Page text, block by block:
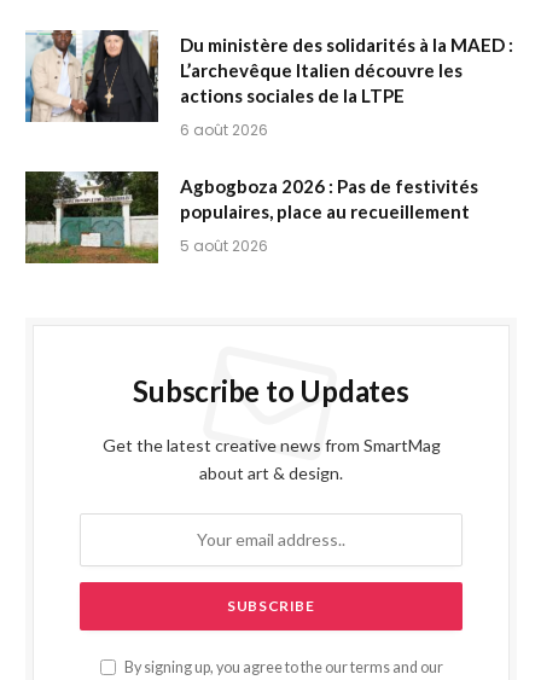
Du ministère des solidarités à la MAED :
L’archevêque Italien découvre les
actions sociales de la LTPE
6 août 2026
Agbogboza 2026 : Pas de festivités
populaires, place au recueillement
5 août 2026
Subscribe to Updates
Get the latest creative news from SmartMag
about art & design.
By signing up, you agree to the our terms and our